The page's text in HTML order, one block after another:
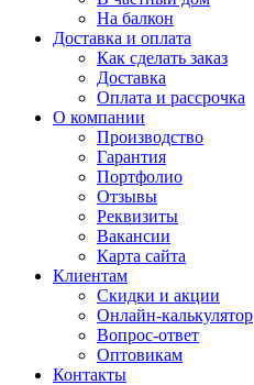
На балкон
Доставка и оплата
Как сделать заказ
Доставка
Оплата и рассрочка
О компании
Производство
Гарантия
Портфолио
Отзывы
Реквизиты
Вакансии
Карта сайта
Клиентам
Скидки и акции
Онлайн-калькулятор
Вопрос-ответ
Оптовикам
Контакты